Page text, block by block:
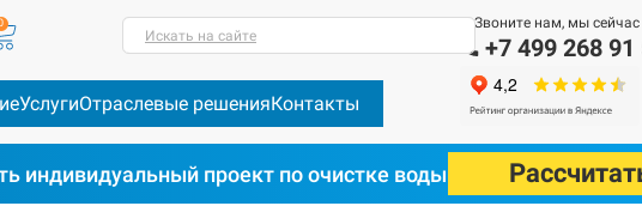
УслугиОтраслевые решенияКонтакты
Звоните нам, мы
+7 499 268 91
Искать на сайте
индивидуальный проект по очистке воды